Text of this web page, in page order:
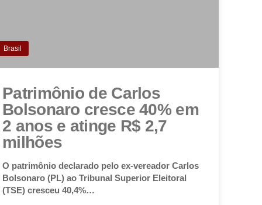
Brasil
Patrimônio de Carlos
Bolsonaro cresce 40% em
2 anos e atinge R$ 2,7
milhões
O patrimônio declarado pelo ex-vereador Carlos
Bolsonaro (PL) ao Tribunal Superior Eleitoral
(TSE) cresceu 40,4%…